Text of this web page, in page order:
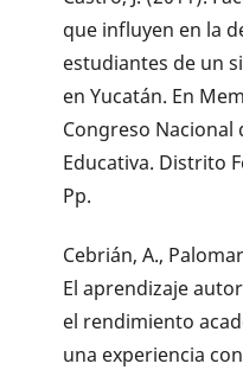
que influyen en la
estudiantes de un
en Yucatán. En
Congreso Nacional
Educativa. Distrito
Pp.
Cebrián, A.,
El aprendizaje
el rendimiento
una experiencia